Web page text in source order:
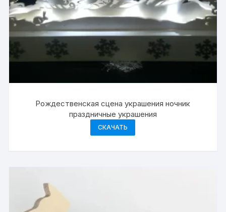
Рождественская сцена украшения ночник
праздничные украшения
СКАЧАТЬ